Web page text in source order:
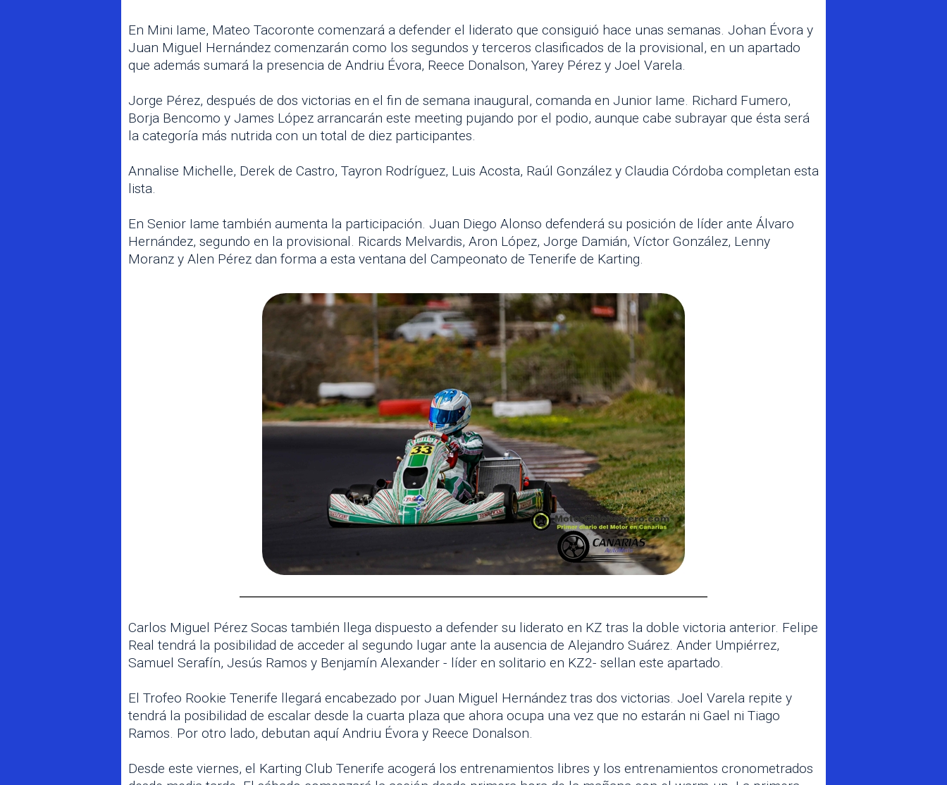
En Mini Iame, Mateo Tacoronte comenzará a defender el liderato que consiguió hace unas semanas. Johan Évora y
Juan Miguel Hernández comenzarán como los segundos y terceros clasificados de la provisional, en un apartado
que además sumará la presencia de Andriu Évora, Reece Donalson, Yarey Pérez y Joel Varela.
Jorge Pérez, después de dos victorias en el fin de semana inaugural, comanda en Junior Iame. Richard Fumero,
Borja Bencomo y James López arrancarán este meeting pujando por el podio, aunque cabe subrayar que ésta será
la categoría más nutrida con un total de diez participantes.
Annalise Michelle, Derek de Castro, Tayron Rodríguez, Luis Acosta, Raúl González y Claudia Córdoba completan esta
lista.
En Senior Iame también aumenta la participación. Juan Diego Alonso defenderá su posición de líder ante Álvaro
Hernández, segundo en la provisional. Ricards Melvardis, Aron López, Jorge Damián, Víctor González, Lenny
Moranz y Alen Pérez dan forma a esta ventana del Campeonato de Tenerife de Karting.
Carlos Miguel Pérez Socas también llega dispuesto a defender su liderato en KZ tras la doble victoria anterior. Felipe
Real tendrá la posibilidad de acceder al segundo lugar ante la ausencia de Alejandro Suárez. Ander Umpiérrez,
Samuel Serafín, Jesús Ramos y Benjamín Alexander - líder en solitario en KZ2- sellan este apartado.
El Trofeo Rookie Tenerife llegará encabezado por Juan Miguel Hernández tras dos victorias. Joel Varela repite y
tendrá la posibilidad de escalar desde la cuarta plaza que ahora ocupa una vez que no estarán ni Gael ni Tiago
Ramos. Por otro lado, debutan aquí Andriu Évora y Reece Donalson.
Desde este viernes, el Karting Club Tenerife acogerá los entrenamientos libres y los entrenamientos cronometrados